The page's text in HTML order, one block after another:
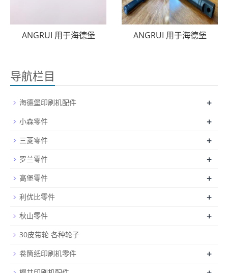
ANGRUI 用于海德堡 ANGRUI 用于海德堡
导航栏目
海德堡印刷机配件 +
小森零件 +
三菱零件 +
罗兰零件 +
高堡零件 +
利优比零件 +
秋山零件 +
30皮带轮 各种轮子
卷筒纸印刷机零件
+